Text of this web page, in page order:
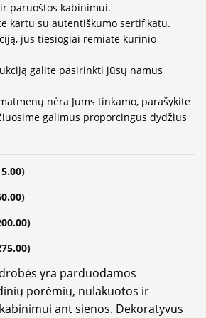
paruoštos kabinimui.
kartu su autentiškumo sertifikatu.
jūs tiesiogiai remiate kūrinio
galite pasirinkti jūsų namus
nėra Jums tinkamo, parašykite
galimus proporcingus dydžius
)
)
)
)
yra parduodamos
porėmių, nulakuotos ir
ant sienos. Dekoratyvus